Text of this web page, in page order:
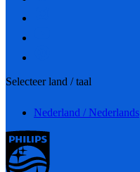
Selecteer land / taal
Nederland / Nederlands